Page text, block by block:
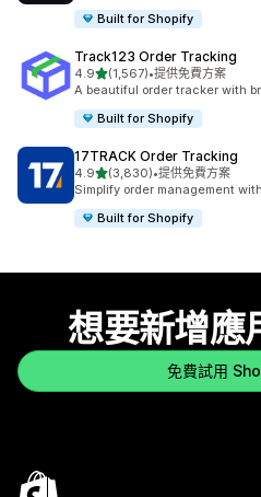
Built for Shopify
Track123 Order Tracking
4.9滿分 5 顆星
(1,567)
共有 1567 則評價
•提供免費方案
A beautiful order tracker with
Built for Shopify
17TRACK Order Tracking
4.9滿分 5 顆星
(3,830)
共有 3830 則評價
•提供免費方案
Simplify order management
Built for Shopify
想要新增應
免費試用